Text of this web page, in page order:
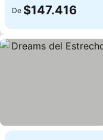
De $147.416